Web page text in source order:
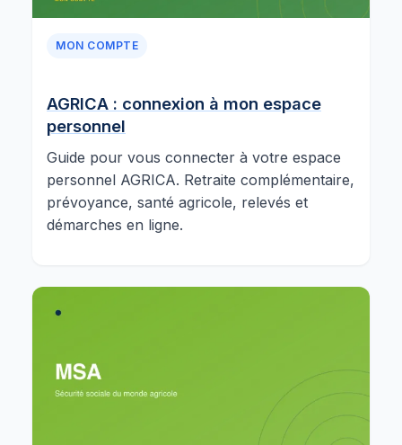
MON COMPTE
AGRICA : connexion à mon espace
personnel
Guide pour vous connecter à votre espace
personnel AGRICA. Retraite complémentaire,
prévoyance, santé agricole, relevés et
démarches en ligne.